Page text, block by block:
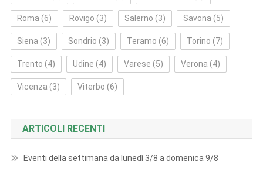
Roma (6) Rovigo (3) Salerno (3) Savona (5)
Siena (3) Sondrio (3) Teramo (6) Torino (7)
Trento (4) Udine (4) Varese (5) Verona (4)
Vicenza (3) Viterbo (6)
ARTICOLI RECENTI
Eventi della settimana da lunedì 3/8 a domenica 9/8